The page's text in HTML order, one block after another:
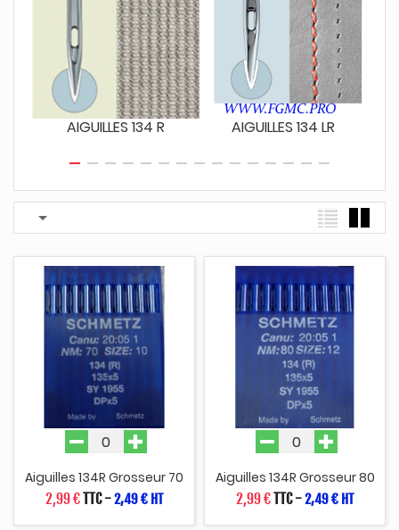
AIGUILLES 134 R AIGUILLES 134 LR

Aiguilles 134R Grosseur 70
2,99 €TTC-2,49 € HT
Aiguilles 134R Grosseur 80
2,99 €TTC-2,49 € HT